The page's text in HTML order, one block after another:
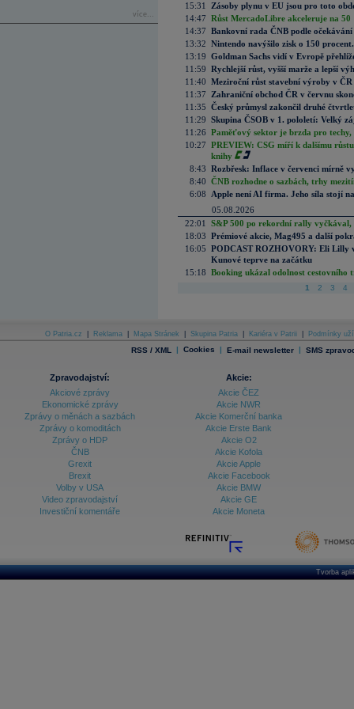
více...
15:31
Zásoby plynu v EU jsou pro toto
14:47 Růst MercadoLibre akceleruje na
14:37 Bankovní rada ČNB podle
13:32 Nintendo navýšilo zisk o 150
13:19 Goldman Sachs vidí v Evropě
11:59 Rychlejší růst, vyšší marže a lepší
11:40 Meziroční růst stavební výroby v
11:37
Zahraniční obchod ČR v červnu
11:35 Český průmysl zakončil druhé
11:29 Skupina ČSOB v 1. pololetí: Velký
11:26 Paměťový sektor je brzda pro techy,
10:27 PREVIEW: CSG míří k dalšímu
knihy
8:43 Rozbřesk: Inflace v červenci mírně
8:40 ČNB rozhodne o sazbách, trhy
6:08
Apple není AI firma. Jeho síla stojí
05.08.2026
22:01
S&P 500 po rekordní rally vyčkával,
18:03 Prémiové akcie, Mag495 a další
16:05 PODCAST ROZHOVORY: Eli Lilly
Kunové teprve na začátku
15:18 Booking ukázal odolnost cestovního
1 2 3 4
O Patria.cz Reklama Mapa Stránek Skupina Patria Kariéra v Patrii Podmínky
RSS / XML | Cookies | E-mail newsletter | SMS
Zpravodajství:
Akciové zprávy
Ekonomické zprávy
Zprávy o měnách a sazbách
Zprávy o komoditách
Zprávy o HDP
ČNB
Grexit
Brexit
Volby v USA
Video zpravodajství
Investiční komentáře
Akcie:
Akcie ČEZ
Akcie NWR
Akcie Komerční banka
Akcie Erste Bank
Akcie O2
Akcie Kofola
Akcie Apple
Akcie Facebook
Akcie BMW
Akcie GE
Akcie Moneta
Tvorba